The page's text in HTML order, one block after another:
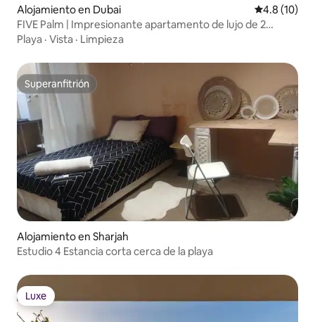
Alojamiento en Dubai Calificación
4.8 (10)
FIVE Palm | Impresionante apartamento de lujo de 2
dormitorios con vista al mar
Playa · Vista · Limpieza
Superanfitrión
Superanfitrión
Alojamiento en Sharjah
Estudio 4 Estancia corta cerca de la playa
Luxe
Luxe